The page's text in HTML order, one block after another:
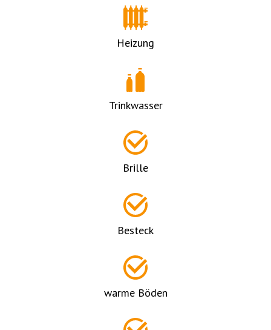
Heizung
Trinkwasser
Brille
Besteck
warme Böden